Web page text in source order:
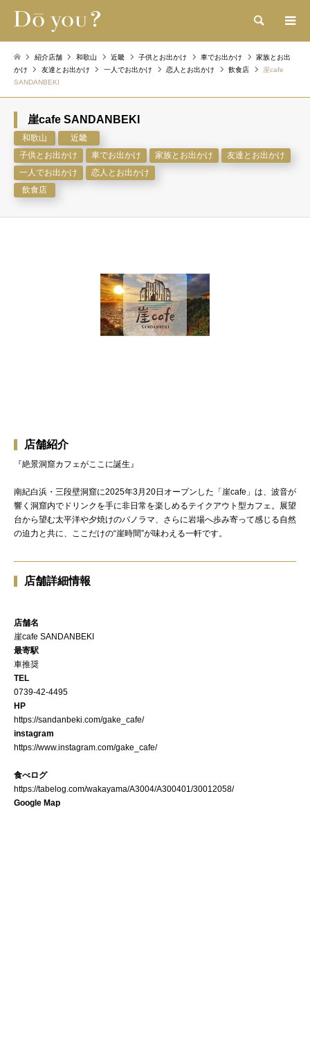
検索
紹介店舗 和歌山 近畿 子供とお出かけ 車でお出かけ
家族とお出
かけ
友達とお出かけ 一人でお出かけ 恋人とお出かけ 飲食店
崖cafe
SANDANBEKI
崖cafe SANDANBEKI
和歌山
近畿
子供とお出かけ
車でお出かけ 家族とお出かけ
友達とお出かけ
一人でお出かけ
恋人とお出かけ
飲食店
店舗紹介
『絶景洞窟カフェがここに誕生』
南紀白浜・三段壁洞窟に2025年3月20日オープンした「崖cafe」は、波音が
響く洞窟内でドリンクを手に非日常を楽しめるテイクアウト型カフェ。展望
台から望む太平洋や夕焼けのパノラマ、さらに岩場へ歩み寄って感じる自然
の迫力と共に、ここだけの“崖時間”が味わえる一軒です。
店舗詳細情報
店舗名
崖cafe SANDANBEKI
最寄駅
車推奨
TEL
0739-42-4495
HP
https://sandanbeki.com/gake_cafe/
instagram
https://www.instagram.com/gake_cafe/
食べログ
https://tabelog.com/wakayama/A3004/A300401/30012058/
Google Map